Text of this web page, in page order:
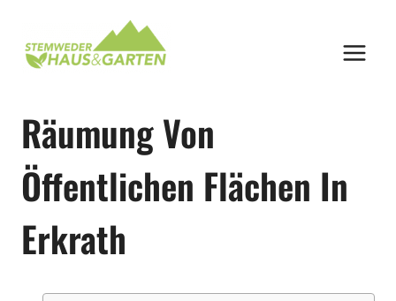
springen
Räumung Von
Öffentlichen Flächen In
Erkrath